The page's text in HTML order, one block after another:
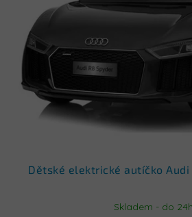
Dětské elektrické autíčko Audi
Skladem - do 24h